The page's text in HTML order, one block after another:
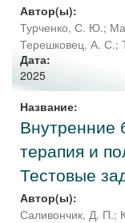
Автор(ы):
Турченко, С. Ю.;
Терешковец, А. С.;
Дата:
2025
Название:
Внутренние
терапия и
Тестовые
Автор(ы):
Саливончик, Д. П.;